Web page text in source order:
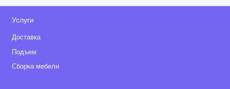
Услуги
Доставка
Подъем
Сборка мебели